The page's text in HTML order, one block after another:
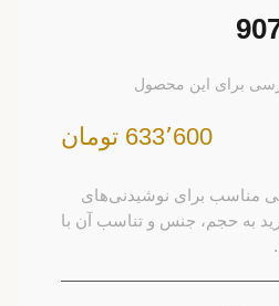
برای این محصول
633٬600 تومان
انتخابی مناسب برای نوشیدنی‌های
به حجم، جنس و تناسب آن با